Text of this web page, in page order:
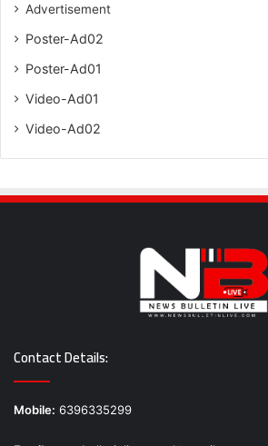
Advertisement
Poster-Ad02
Poster-Ad01
Video-Ad01
Video-Ad02
Contact Details:
Mobile: 6396335299